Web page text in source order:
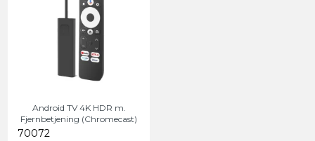
Android TV 4K HDR m.
Fjernbetjening (Chromecast)
70072